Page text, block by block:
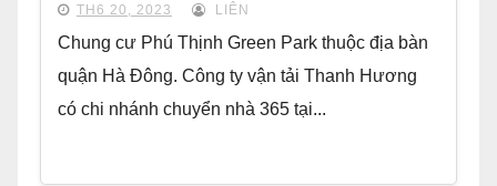
TH6 20, 2023 LIÊN
Chung cư Phú Thịnh Green Park thuộc địa bàn
quận Hà Đông. Công ty vận tải Thanh Hương
có chi nhánh chuyển nhà 365 tại...